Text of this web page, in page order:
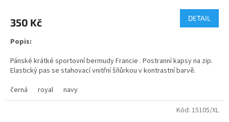
350 Kč DETAIL
Popis:
Pánské krátké sportovní bermudy Francie . Postranní kapsy na zip.
Elastický pas se stahovací vnitřní šňůrkou v kontrastní barvě.
Dostupné v dětskýchvelikostech.
černá royal navy
Kód: 15105/XL